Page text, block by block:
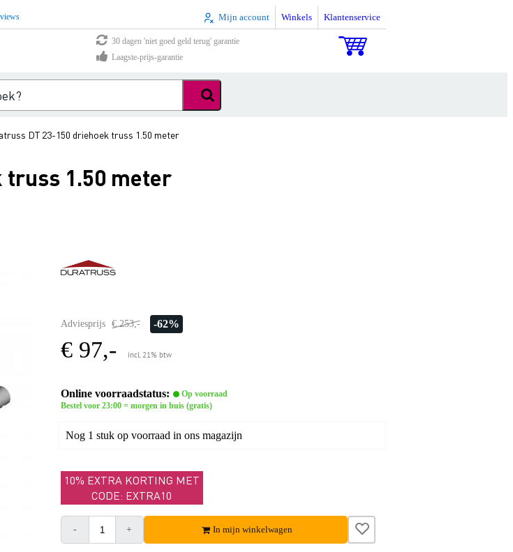
Mijn account Winkels Klantenservice
30 dagen 'niet goed geld terug' garantie
Laagste-prijs-garantie
DT 23-150 driehoek truss 1.50 meter
truss 1.50 meter
Adviesprijs € 253,- -62%
€ 97,- incl. 21% btw
Online voorraadstatus:
Op voorraad
Bestel voor 23:00 = morgen in huis (gratis)
Nog 1 stuk op voorraad in ons magazijn
10% EXTRA KORTING MET
CODE: EXTRA10
- + In mijn winkelwagen